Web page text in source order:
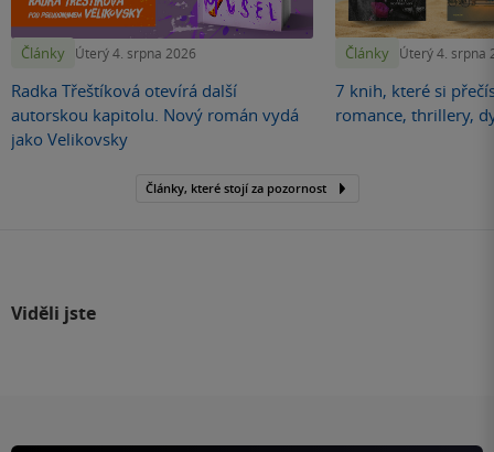
Články Úterý 4. srpna 2026
Radka Třeštíková otevírá další
autorskou kapitolu. Nový román vydá
jako Velikovsky
Články Úterý 4. srpna
7 knih, které si
romance, thrillery,
Články, které stojí za pozornost
Viděli jste